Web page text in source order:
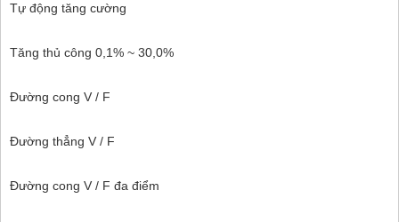
Tự động tăng cường
Tăng thủ công 0,1% ~ 30,0%
Đường cong V / F
Đường thẳng V / F
Đường cong V / F đa điểm